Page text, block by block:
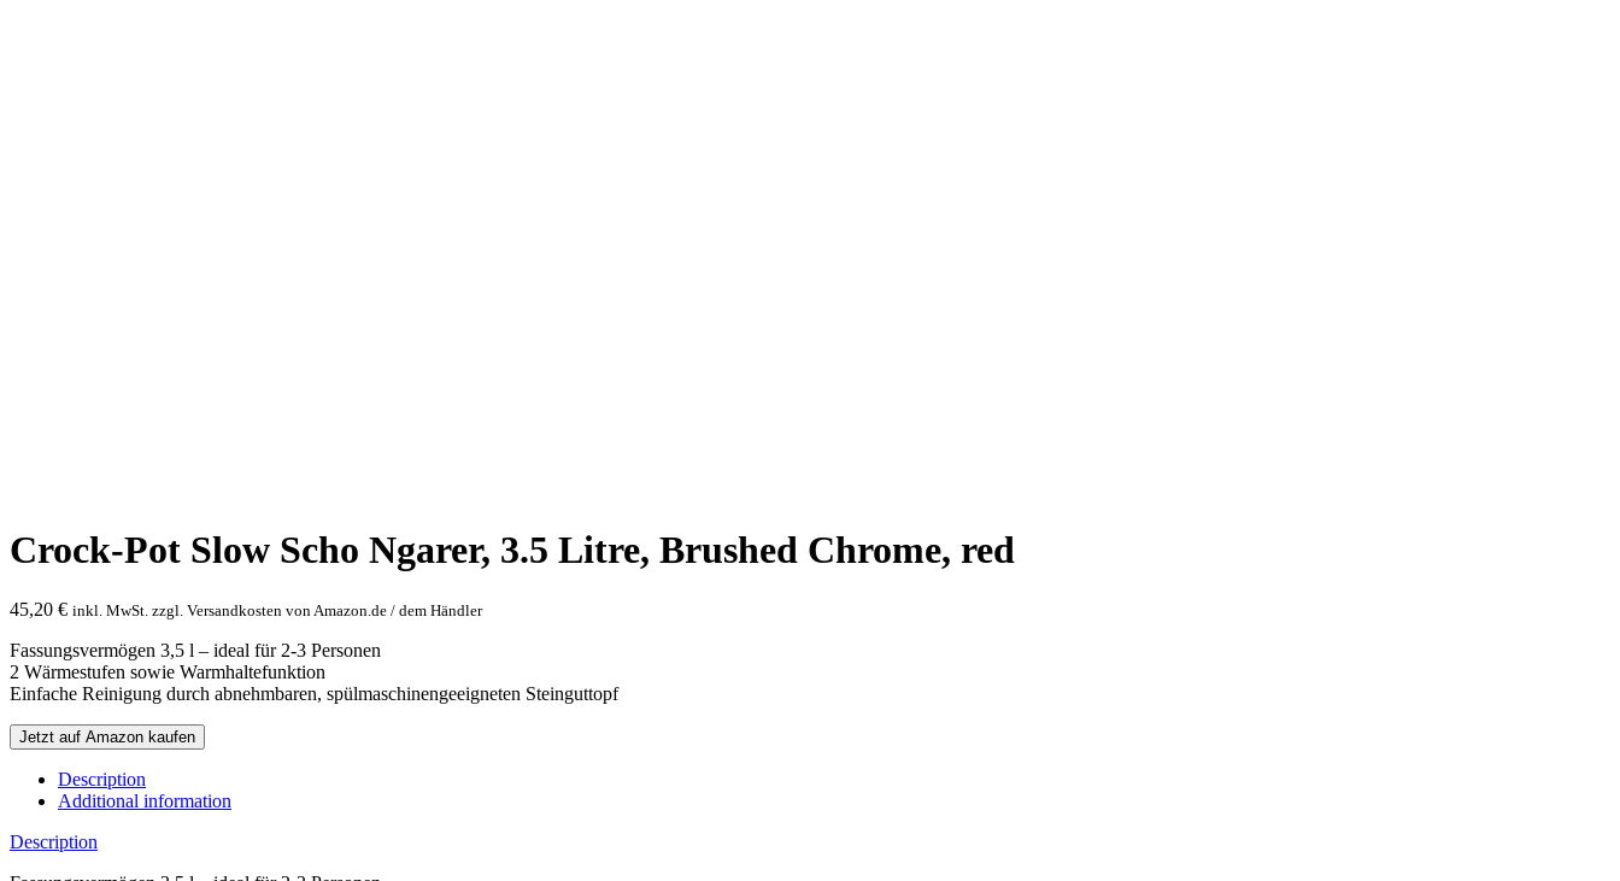
Crock-Pot Slow Scho Ngarer, 3.5 Litre, Brushed Chrome, red
45,20 € inkl. MwSt. zzgl. Versandkosten von Amazon.de / dem Händler
Fassungsvermögen 3,5 l – ideal für 2-3 Personen
2 Wärmestufen sowie Warmhaltefunktion
Einfache Reinigung durch abnehmbaren, spülmaschinengeeigneten Steinguttopf
Jetzt auf Amazon kaufen
Description
Additional information
Description